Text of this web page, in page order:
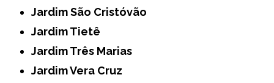
Jardim São Cristóvão
Jardim Tietê
Jardim Três Marias
Jardim Vera Cruz